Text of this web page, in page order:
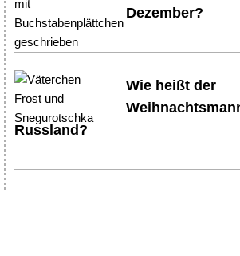
Dezember?
Wie heißt der
Russland?